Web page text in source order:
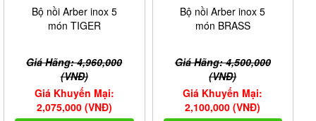
Bộ nồi Arber inox 5
món TIGER
Giá Hãng: 4,960,000
(VNĐ)
Giá Khuyến Mại:
2,075,000 (VNĐ)
Bộ nồi Arber inox 5
món BRASS
Giá Hãng: 4,500,000
(VNĐ)
Giá Khuyến Mại:
2,100,000 (VNĐ)